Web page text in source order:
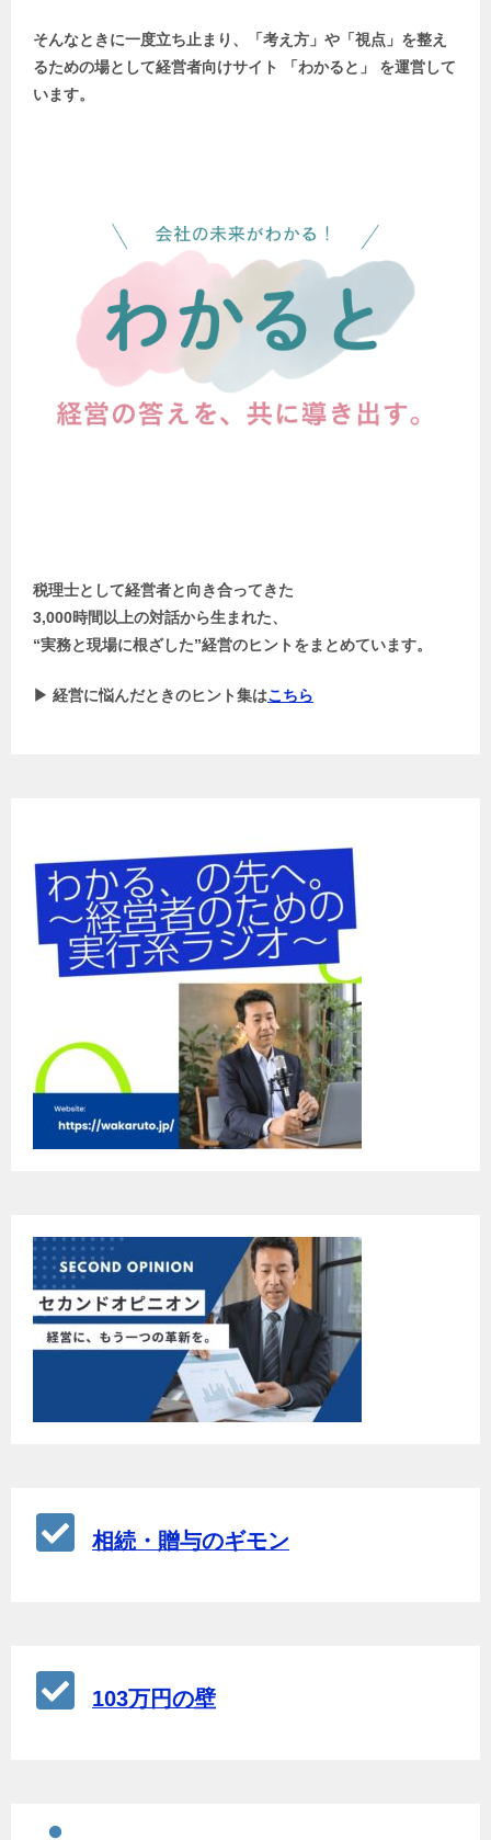
そんなときに一度立ち止まり、「考え方」や「視点」を整え
るための場として経営者向けサイト 「わかると」 を運営して
います。
税理士として経営者と向き合ってきた
3,000時間以上の対話から生まれた、
“実務と現場に根ざした”経営のヒントをまとめています。
▶ 経営に悩んだときのヒント集はこちら
相続・贈与のギモン
103万円の壁